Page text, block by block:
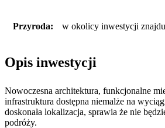
Przyroda: w okolicy inwestycji
Opis inwestycji
Nowoczesna architektura, funkcjonalne
infrastruktura dostępna niemalże na
doskonała lokalizacja, sprawia że nie
podróży.